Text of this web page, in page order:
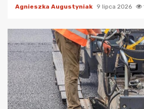
Agnieszka Augustyniak 9 lipca 2026